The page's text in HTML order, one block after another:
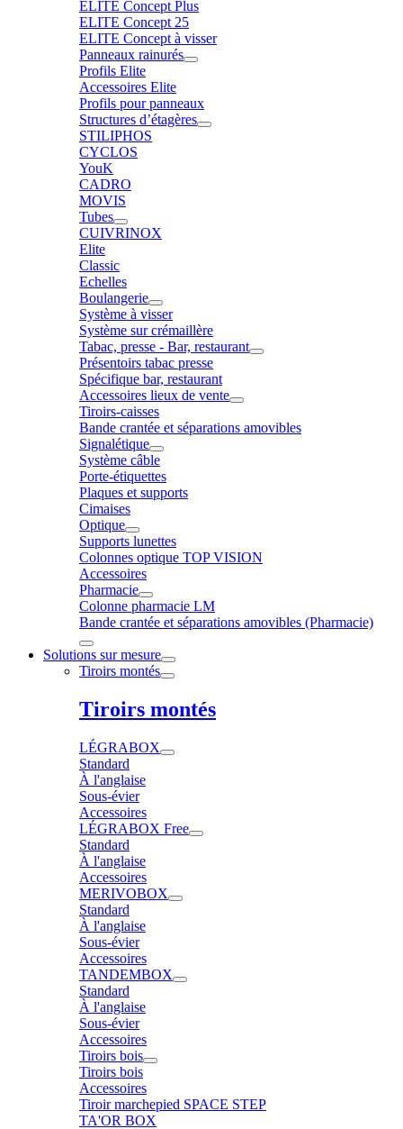
ELITE Concept Plus
ELITE Concept 25
ELITE Concept à visser
Panneaux rainurés
Profils Elite
Accessoires Elite
Profils pour panneaux
Structures d’étagères
STILIPHOS
CYCLOS
YouK
CADRO
MOVIS
Tubes
CUIVRINOX
Elite
Classic
Echelles
Boulangerie
Système à visser
Système sur crémaillère
Tabac, presse - Bar, restaurant
Présentoirs tabac presse
Spécifique bar, restaurant
Accessoires lieux de vente
Tiroirs-caisses
Bande crantée et séparations amovibles
Signalétique
Système câble
Porte-étiquettes
Plaques et supports
Cimaises
Optique
Supports lunettes
Colonnes optique TOP VISION
Accessoires
Pharmacie
Colonne pharmacie LM
Bande crantée et séparations amovibles (Pharmacie)
Solutions sur mesure
Tiroirs montés
Tiroirs montés
LÉGRABOX
Standard
À l'anglaise
Sous-évier
Accessoires
LÉGRABOX Free
Standard
À l'anglaise
Accessoires
MERIVOBOX
Standard
À l'anglaise
Sous-évier
Accessoires
TANDEMBOX
Standard
À l'anglaise
Sous-évier
Accessoires
Tiroirs bois
Tiroirs bois
Accessoires
Tiroir marchepied SPACE STEP
TA'OR BOX